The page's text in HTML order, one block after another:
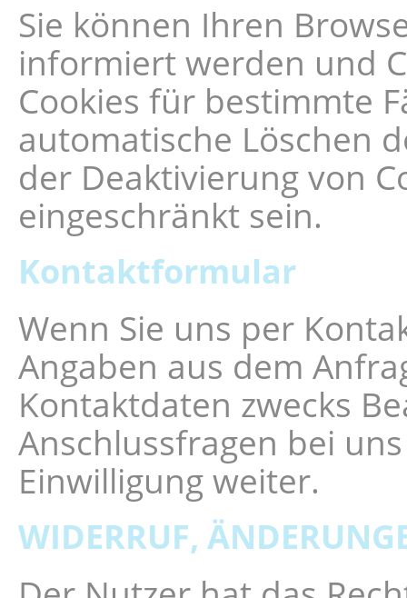
Sie können Ihren
informiert werden und
Cookies für bestimmte
automatische Löschen
der Deaktivierung von
eingeschränkt sein.
Kontaktformular
Wenn Sie uns per
Angaben aus dem
Kontaktdaten zwecks
Anschlussfragen bei
Einwilligung weiter.
WIDERRUF,